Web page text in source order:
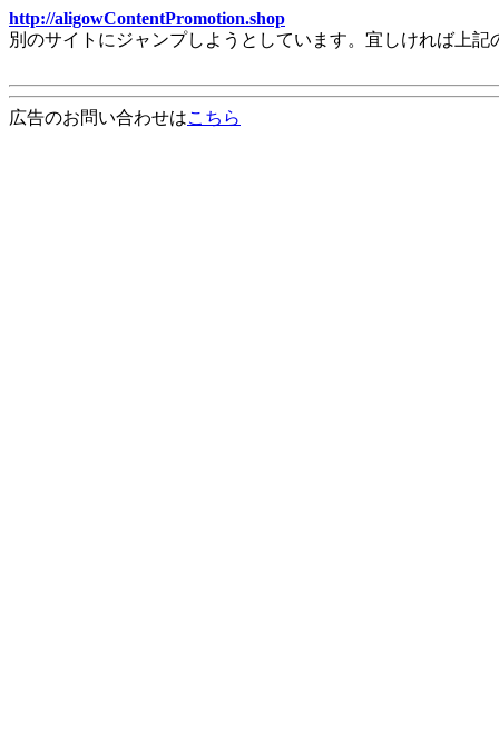
http://aligowContentPromotion.shop
別のサイトにジャンプしようとしています。宜しければ上
広告のお問い合わせはこちら